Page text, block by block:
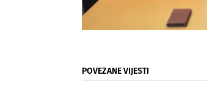
POVEZANE VIJESTI